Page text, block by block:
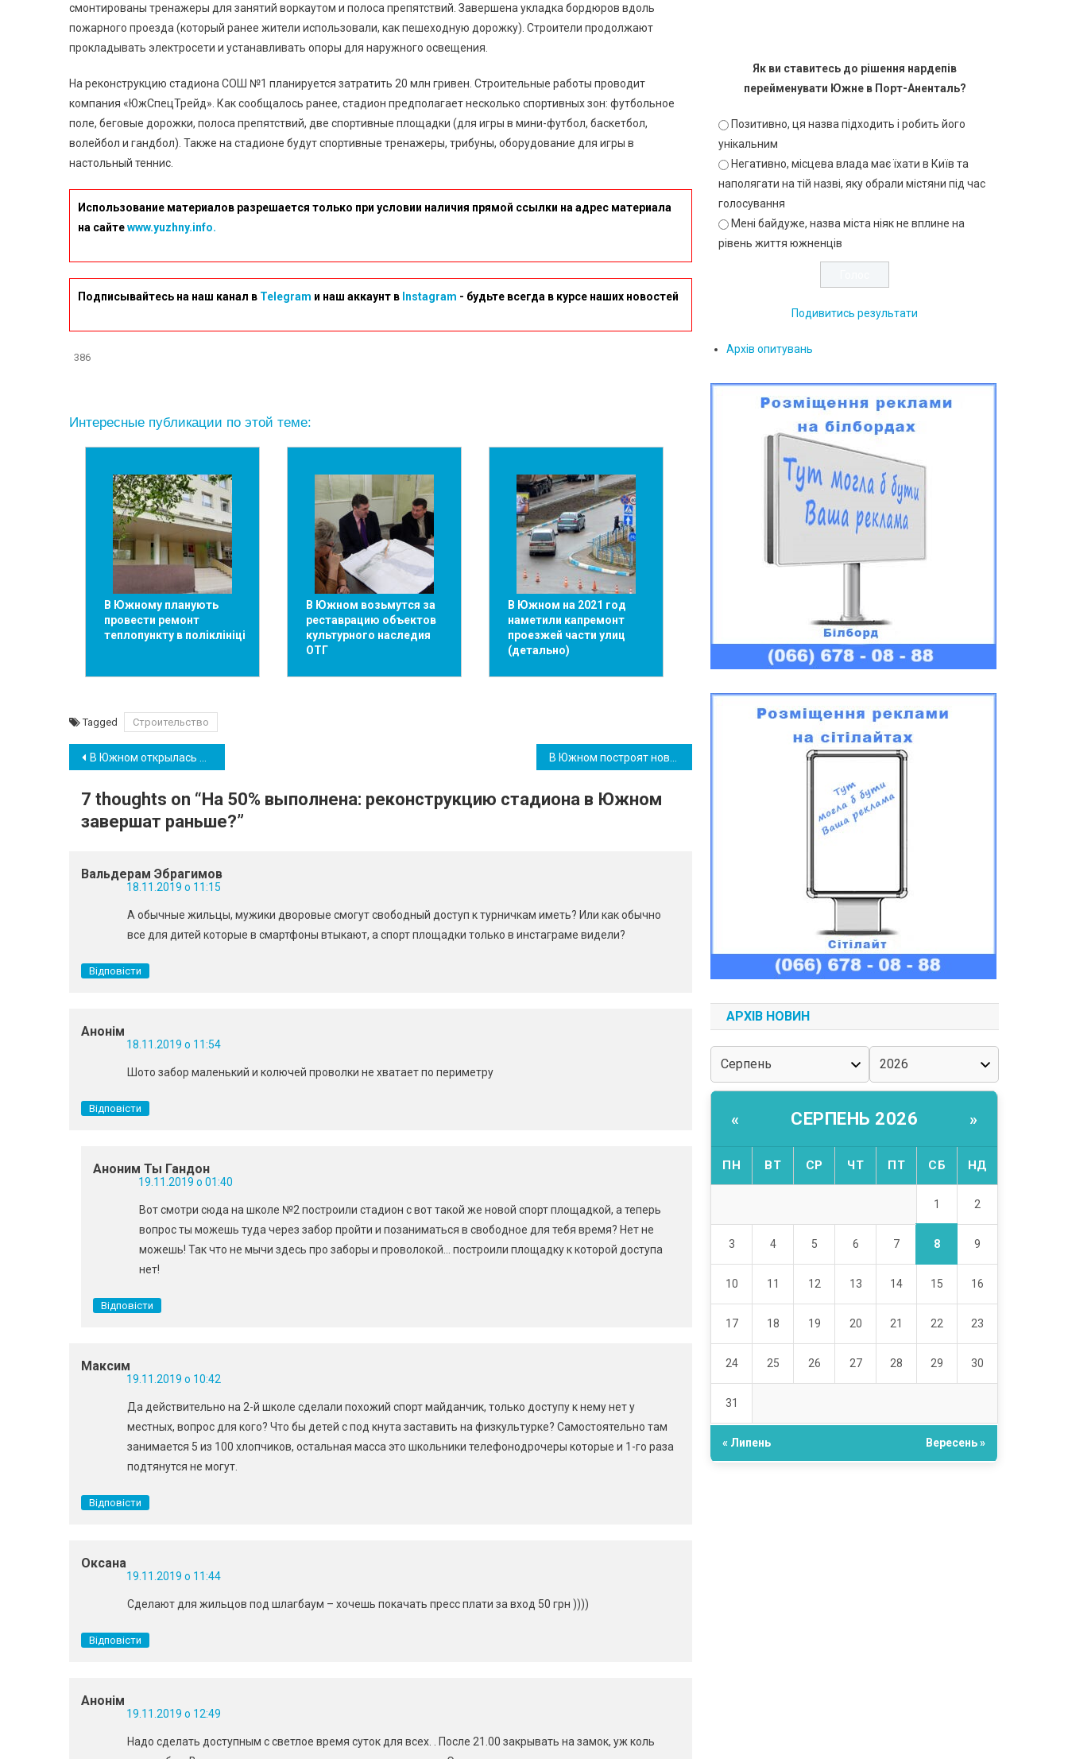
смонтированы тренажеры для занятий воркаутом и полоса препятствий. Завершена укладка бордюров вдоль
пожарного проезда (который ранее жители использовали, как пешеходную дорожку). Строители продолжают
прокладывать электросети и устанавливать опоры для наружного освещения.
На реконструкцию стадиона СОШ №1 планируется затратить 20 млн гривен. Строительные работы проводит
компания «ЮжСпецТрейд». Как сообщалось ранее, стадион предполагает несколько спортивных зон: футбольное
поле, беговые дорожки, полоса препятствий, две спортивные площадки (для игры в мини-футбол, баскетбол,
волейбол и гандбол). Также на стадионе будут спортивные тренажеры, трибуны, оборудование для игры в
настольный теннис.
Использование материалов разрешается только при условии наличия прямой ссылки на адрес материала
на сайтеwww.yuzhny.info.
Подписывайтесь на наш канал в Telegram и наш аккаунт в Instagram - будьте всегда в курсе наших новостей
386
Интересные публикации по этой теме:
В Южному планують
провести ремонт
теплопункту в поліклініці
В Южном возьмутся за
реставрацию объектов
культурного наследия
ОТГ
В Южном на 2021 год
наметили капремонт
проезжей части улиц
(детально)
Tagged Строительство
Навігація
записів
В Южном открылась выставка одесских художниц – «Путешествуя по Украине» (фото)
7 thoughts on “На 50% выполнена: реконструкцию стадиона в Южном
завершат раньше?”
Вальдерам Эбрагимов
18.11.2019 о 11:15
А обычные жильцы, мужики дворовые смогут свободный доступ к турничкам иметь? Или как обычно
все для дитей которые в смартфоны втыкают, а спорт площадки только в инстаграме видели?
Відповісти
Анонім
18.11.2019 о 11:54
Шото забор маленький и колючей проволки не хватает по периметру
Відповісти
Аноним Ты Гандон
19.11.2019 о 01:40
Вот смотри сюда на школе №2 построили стадион с вот такой же новой спорт площадкой, а теперь
вопрос ты можешь туда через забор пройти и позаниматься в свободное для тебя время? Нет не
можешь! Так что не мычи здесь про заборы и проволокой… построили площадку к которой доступа
нет!
Відповісти
Максим
19.11.2019 о 10:42
Да действительно на 2-й школе сделали похожий спорт майданчик, только доступу к нему нет у
местных, вопрос для кого? Что бы детей с под кнута заставить на физкультурке? Самостоятельно там
занимается 5 из 100 хлопчиков, остальная масса это школьники телефонодрочеры которые и 1-го раза
подтянутся не могут.
Відповісти
Оксана
19.11.2019 о 11:44
Сделают для жильцов под шлагбаум – хочешь покачать пресс плати за вход 50 грн ))))
Відповісти
Анонім
19.11.2019 о 12:49
Надо сделать доступным с светлое время суток для всех. . После 21.00 закрывать на замок, уж коль
Як ви ставитесь до рішення нардепів
перейменувати Южне в Порт-Аненталь?
Позитивно, ця назва підходить і робить його
унікальним
Негативно, місцева влада має їхати в Київ та
наполягати на тій назві, яку обрали містяни під час
голосування
Мені байдуже, назва міста ніяк не вплине на
рівень життя южненців
Подивитись результати
Архів опитувань
АРХІВ НОВИН
« СЕРПЕНЬ 2026 »
ПН ВТ СР ЧТ ПТ СБ НД
1 2
3 4 5 6 7 8 9
10 11 12 13 14 15 16
17 18 19 20 21 22 23
24 25 26 27 28 29 30
31
« Липень Вересень »